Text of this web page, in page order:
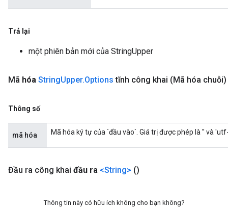
Trả lại
một phiên bản mới của StringUpper
Mã hóa StringUpper.Options tĩnh công khai (Mã hóa chuỗi)
Thông số
mã hóa Mã hóa ký tự của `đầu vào`. Giá trị được phép là '' và
Đầu ra công khai đầu ra <String> ()
Thông tin này có hữu ích không cho bạn không?